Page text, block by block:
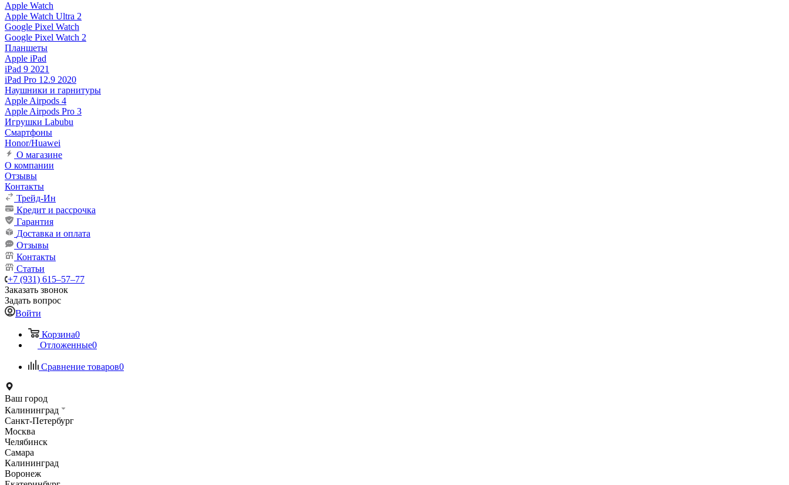
Apple Watch
Apple Watch Ultra 2
Google Pixel Watch
Google Pixel Watch 2
Планшеты
Apple iPad
iPad 9 2021
iPad Pro 12.9 2020
Наушники и гарнитуры
Apple Airpods 4
Apple Airpods Pro 3
Игрушки Labubu
Смартфоны
Honor/Huawei
О магазине
О компании
Отзывы
Контакты
Трейд-Ин
Кредит и рассрочка
Гарантия
Доставка и оплата
Отзывы
Контакты
Статьи
+7 (931) 615‒57‒77
Заказать звонок
Задать вопрос
Войти
Корзина0
Отложенные0
Сравнение товаров0
Ваш город
Калининград
Санкт-Петербург
Москва
Челябинск
Самара
Калининград
Воронеж